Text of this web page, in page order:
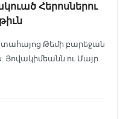
Հերոսներու
Թեմի բարեջան
Յովակիմեանն ու Մայր